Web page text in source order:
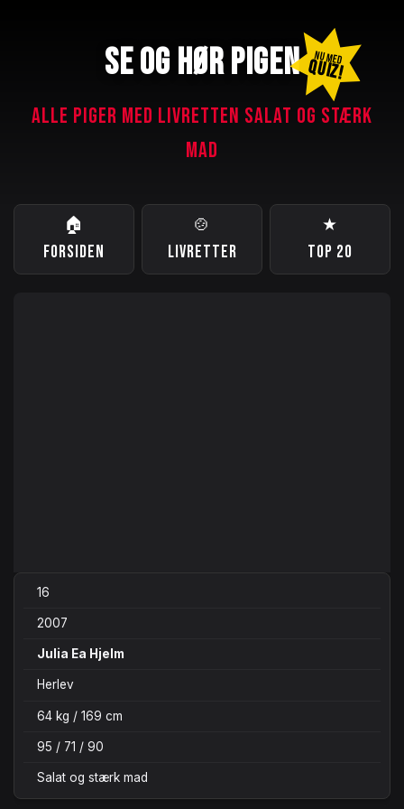
SE OG HØR PIGEN NU MED
QUIZ!
ALLE PIGER MED LIVRETTEN SALAT OG STÆRK
MAD
🏠
FORSIDEN
🍲
LIVRETTER
★
TOP 20
16
2007
Julia Ea Hjelm
Herlev
64 kg / 169 cm
95 / 71 / 90
Salat og stærk mad